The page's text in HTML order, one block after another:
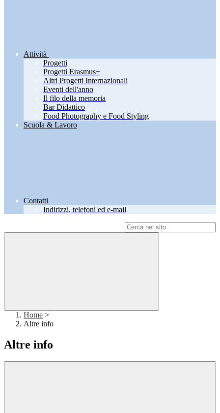
Attività
Progetti
Progetti Erasmus+
Altri Progetti Internazionali
Eventi dell'anno
Il filo della memoria
Bar Didattico
Food Photography e Food Styling
Scuola & Lavoro
Contatti
Indirizzi, telefoni ed e-mail
Home >
Altre info
Altre info